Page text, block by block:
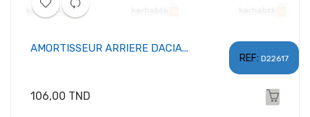
REF: D22617
AMORTISSEUR ARRIERE DACIA...
Prix
106,00 TND